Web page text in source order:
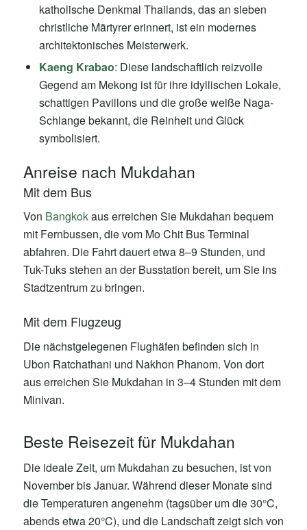
katholische Denkmal Thailands, das an sieben
christliche Märtyrer erinnert, ist ein modernes
architektonisches Meisterwerk.
Kaeng Krabao: Diese landschaftlich reizvolle
Gegend am Mekong ist für ihre idyllischen Lokale,
schattigen Pavillons und die große weiße Naga-
Schlange bekannt, die Reinheit und Glück
symbolisiert.
Anreise nach Mukdahan
Mit dem Bus
Von Bangkokaus erreichen Sie Mukdahan bequem
mit Fernbussen, die vom Mo Chit Bus Terminal
abfahren. Die Fahrt dauert etwa 8–9 Stunden, und
Tuk-Tuks stehen an der Busstation bereit, um Sie ins
Stadtzentrum zu bringen.
Mit dem Flugzeug
Die nächstgelegenen Flughäfen befinden sich in
Ubon Ratchathani und Nakhon Phanom. Von dort
aus erreichen Sie Mukdahan in 3–4 Stunden mit dem
Minivan.
Beste Reisezeit für Mukdahan
Die ideale Zeit, um Mukdahan zu besuchen, ist von
November bis Januar. Während dieser Monate sind
die Temperaturen angenehm (tagsüber um die 30°C,
abends etwa 20°C), und die Landschaft zeigt sich von